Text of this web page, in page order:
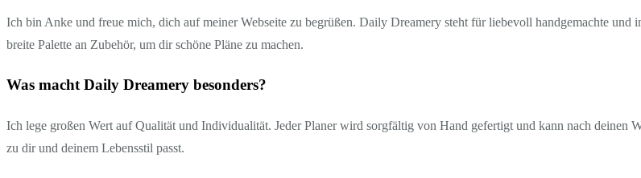
Ich bin Anke und freue mich, dich auf meiner Webseite zu begrüßen. Daily Dreamery steht für liebevoll handgemachte und
breite Palette an Zubehör, um dir schöne Pläne zu machen.
Was macht Daily Dreamery besonders?
Ich lege großen Wert auf Qualität und Individualität. Jeder Planer wird sorgfältig von Hand gefertigt und kann nach deinen
zu dir und deinem Lebensstil passt.